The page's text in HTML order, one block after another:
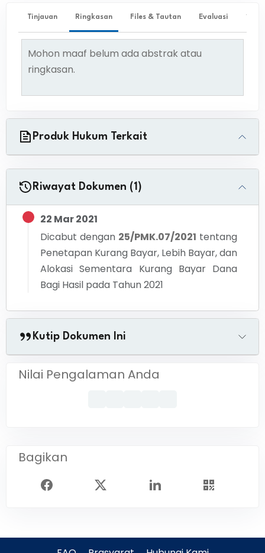
Tinjauan Ringkasan Files & Tautan Evaluasi ✨
Mohon maaf belum ada abstrak atau
ringkasan.
Produk Hukum Terkait
Riwayat Dokumen (1)
22 Mar 2021
Dicabut dengan 25/PMK.07/2021 tentang
Penetapan Kurang Bayar, Lebih Bayar, dan
Alokasi Sementara Kurang Bayar Dana
Bagi Hasil pada Tahun 2021
Kutip Dokumen Ini
Nilai Pengalaman Anda
Bagikan